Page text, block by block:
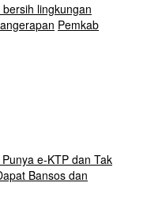
lingkungan
Pemkab
e-KTP dan Tak
Bansos dan